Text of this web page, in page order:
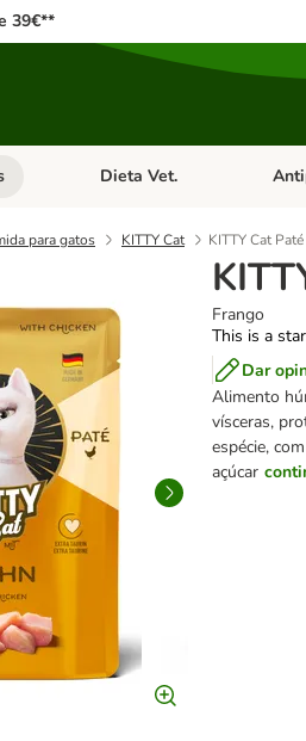
39€**
de categoria: Cães
Abrir menu de categoria:
Dieta Vet. Abrir
para gatos KITTY Cat KITTY Cat
Frango
This is a
Dar
Alimento
vísceras,
espécie,
açúcar